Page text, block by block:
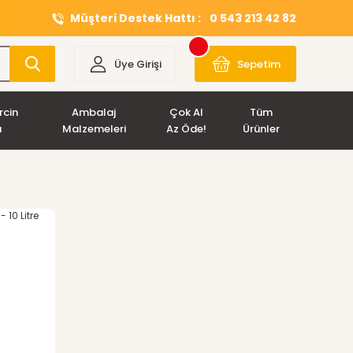
Müşteri Destek Hattı : 0 543 213 42 82
Üye Girişi Sepetim
Ambalaj
Malzemeleri
Çok Al
Az Öde!
Tüm
Ürünler